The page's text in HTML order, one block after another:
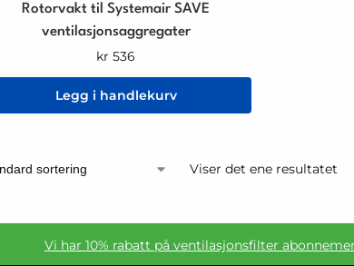
Rotorvakt til Systemair SAVE
ventilasjonsaggregater
kr 536
Legg i handlekurv
Viser det ene resultatet
Vi har 10% rabatt på ventilasjonsfilter